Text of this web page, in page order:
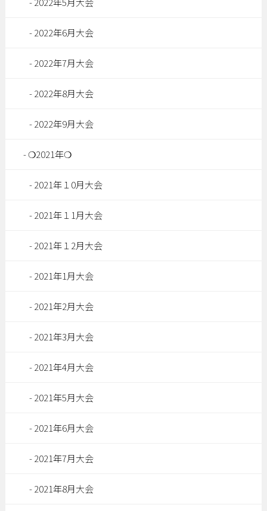
2022年6月大会
2022年7月大会
2022年8月大会
2022年9月大会
❍2021年❍
2021年１0月大会
2021年１1月大会
2021年１2月大会
2021年1月大会
2021年2月大会
2021年3月大会
2021年4月大会
2021年5月大会
2021年6月大会
2021年7月大会
2021年8月大会